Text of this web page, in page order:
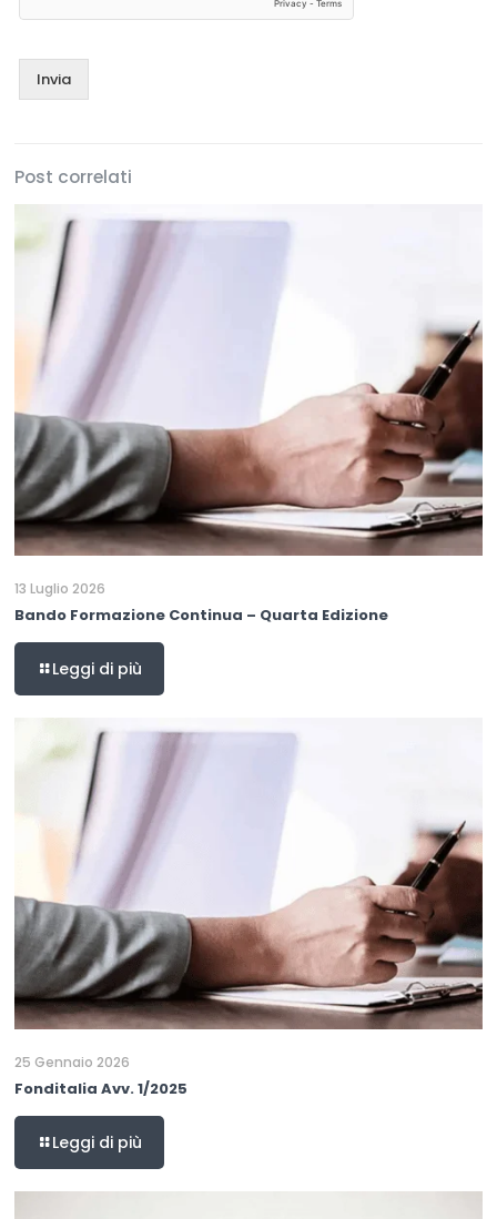
Invia
Post correlati
13 Luglio 2026
Bando Formazione Continua – Quarta Edizione
Leggi di più
25 Gennaio 2026
Fonditalia Avv. 1/2025
Leggi di più